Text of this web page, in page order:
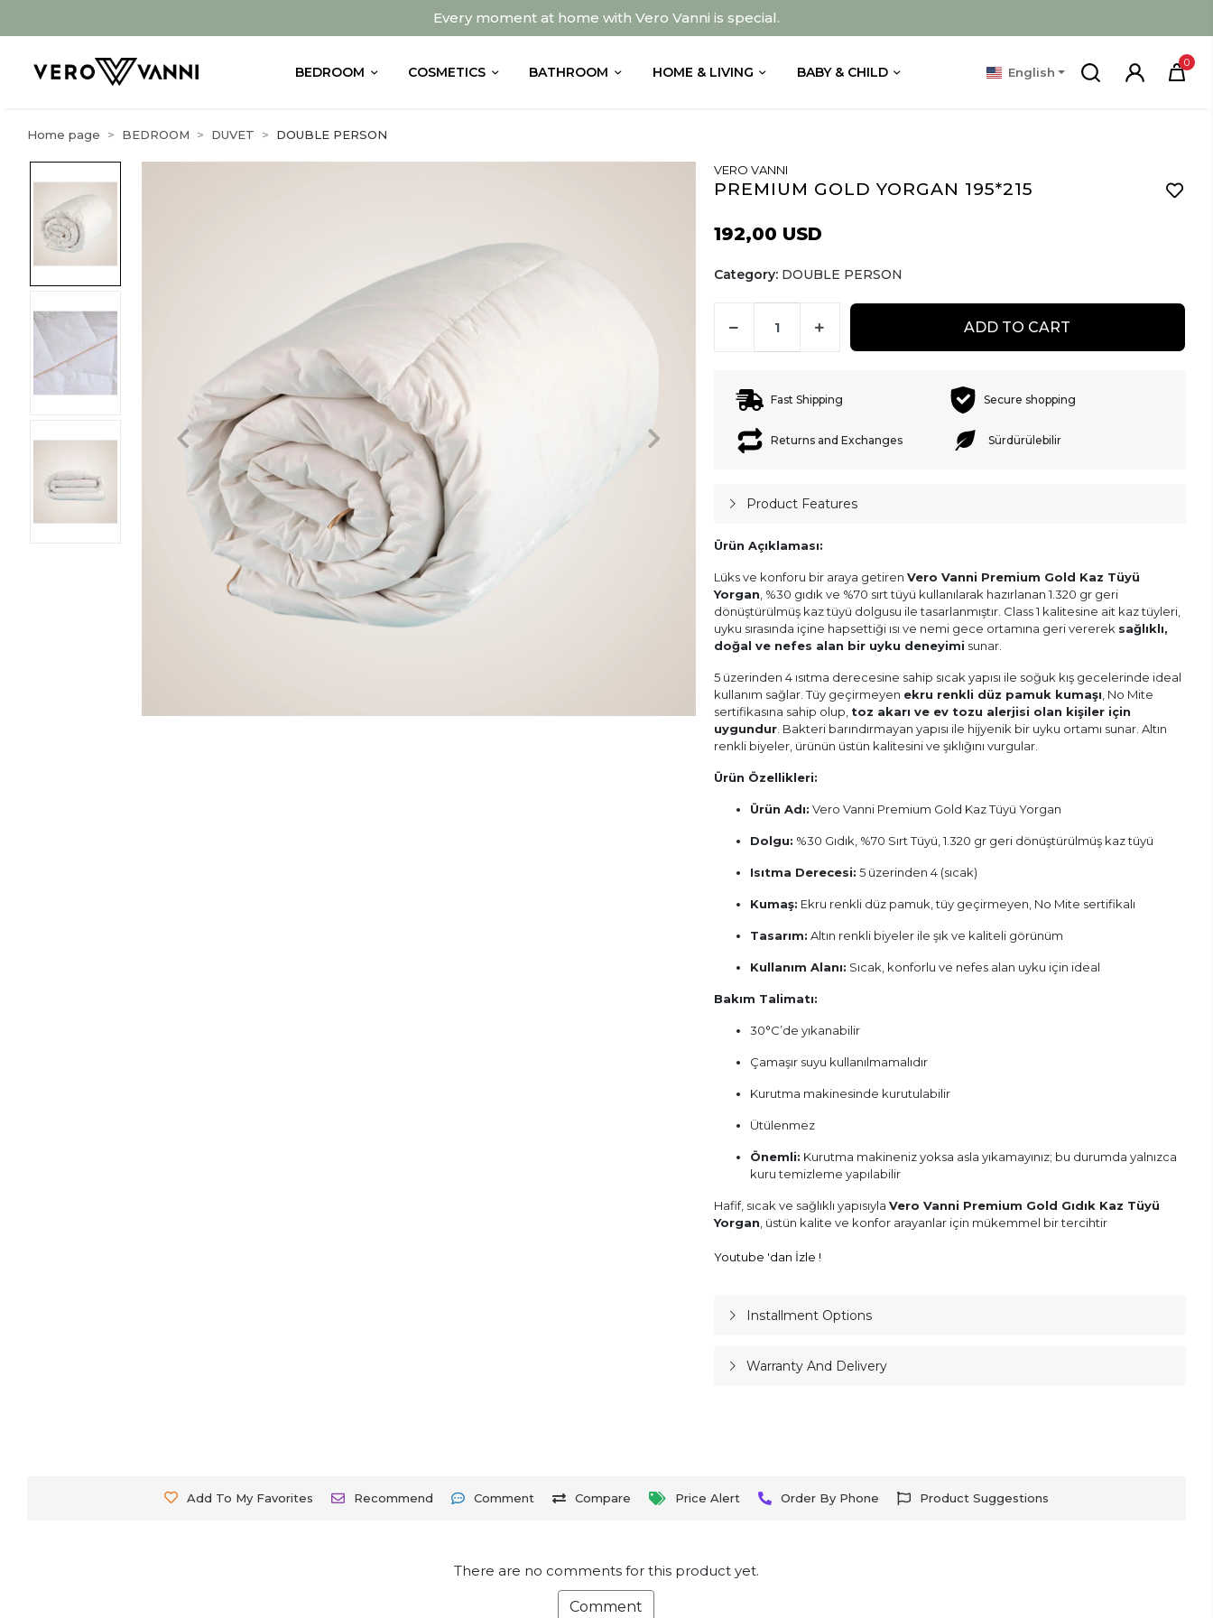
Every moment at home with Vero Vanni is special.
BEDROOM COSMETICS BATHROOM HOME & LIVING BABY & CHILD English
0
Home page BEDROOM DUVET DOUBLE PERSON
VERO VANNI
PREMIUM GOLD YORGAN 195*215
192,00 USD
Category: DOUBLE PERSON
ADD TO CART
Fast Shipping Secure shopping
Returns and Exchanges Sürdürülebilir
Product Features
Ürün Açıklaması:
Lüks ve konforu bir araya getiren Vero Vanni Premium Gold Kaz Tüyü
Yorgan , %30 gıdık ve %70 sırt tüyü kullanılarak hazırlanan 1.320 gr geri
dönüştürülmüş kaz tüyü dolgusu ile tasarlanmıştır. Class 1 kalitesine ait kaz tüyleri,
uyku sırasında içine hapsettiği ısı ve nemi gece ortamına geri vererek sağlıklı,
doğal ve nefes alan bir uyku deneyimi sunar.
5 üzerinden 4 ısıtma derecesine sahip sıcak yapısı ile soğuk kış gecelerinde ideal
kullanım sağlar. Tüy geçirmeyen ekru renkli düz pamuk kumaşı , No Mite
sertifikasına sahip olup, toz akarı ve ev tozu alerjisi olan kişiler için
uygundur. Bakteri barındırmayan yapısı ile hijyenik bir uyku ortamı sunar. Altın
renkli biyeler, ürünün üstün kalitesini ve şıklığını vurgular.
Ürün Özellikleri:
Ürün Adı: Vero Vanni Premium Gold Kaz Tüyü Yorgan
Dolgu: %30 Gıdık, %70 Sırt Tüyü, 1.320 gr geri dönüştürülmüş kaz tüyü
Isıtma Derecesi: 5 üzerinden 4 (sıcak)
Kumaş: Ekru renkli düz pamuk, tüy geçirmeyen, No Mite sertifikalı
Tasarım: Altın renkli biyeler ile şık ve kaliteli görünüm
Kullanım Alanı: Sıcak, konforlu ve nefes alan uyku için ideal
Bakım Talimatı:
30°C’de yıkanabilir
Çamaşır suyu kullanılmamalıdır
Kurutma makinesinde kurutulabilir
Ütülenmez
Önemli: Kurutma makineniz yoksa asla yıkamayınız; bu durumda yalnızca
kuru temizleme yapılabilir
Hafif, sıcak ve sağlıklı yapısıyla Vero Vanni Premium Gold Gıdık Kaz Tüyü
Yorgan , üstün kalite ve konfor arayanlar için mükemmel bir tercihtir
Youtube 'dan İzle !
Installment Options
Warranty And Delivery
Add To My Favorites Recommend Comment Compare Price Alert Order By Phone Product Suggestions
There are no comments for this product yet.
Comment